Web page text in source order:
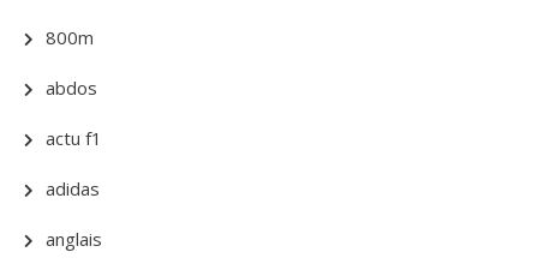
800m
abdos
actu f1
adidas
anglais